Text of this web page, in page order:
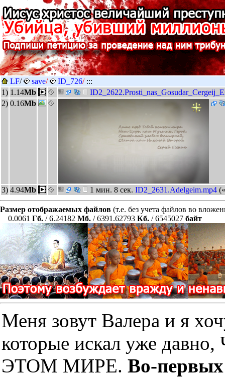
LF/ save/ ID_726/:::
1) 1.14Mb
2) 0.16Mb
3) 4.94Mb 1 мин. 8 сек. ID2_2631.Adelgeim.mp4
Размер отображаемых файлов (т.е. без учета файлов во
0.0061 Гб. / 6.24182 Мб. / 6391.62793 Кб. / 6545027 байт
Меня зовут Валера и я
которые искал уже
ЭТОМ МИРЕ. Во-первых